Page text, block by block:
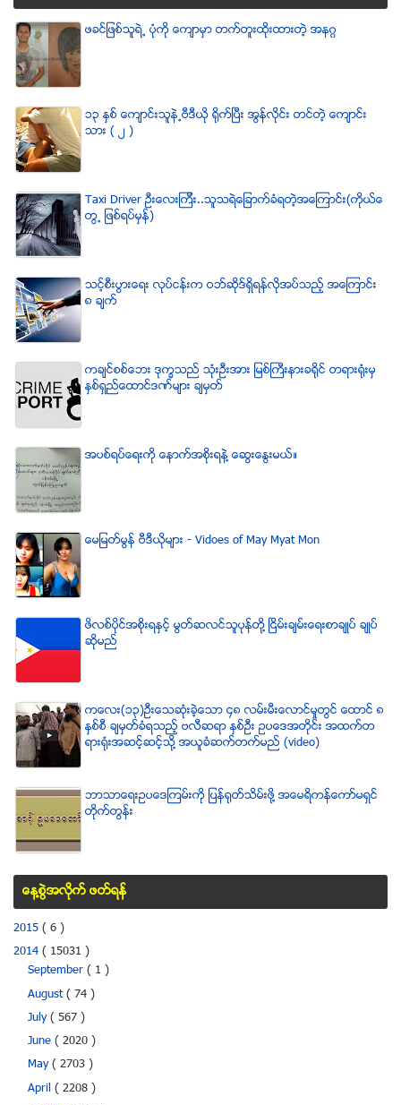
ဖခင္ျဖစ္သူရဲ႕ ပံုကို ေက်ာမွာ တက္တူးထိုးထားတဲ့ အနဂၢ
၁၃ ႏွစ္ ေက်ာင္းသူနဲ႕ဗီဒီယို ရိုက္ျပီး အြန္လိုင္း တင္တဲ့ ေက်ာင္း
သား ( ၂ )
Taxi Driver ဦးေလးၾကီး..သူသရဲေျခာက္ခံရတဲ့အေၾကာင္း(ကိုယ္ေ
တြ႕ ျဖစ္ရပ္မွန္)
သင့္စီးပြားေရး လုပ္ငန္းက ဝဘ္ဆိုဒ္ရွိရန္လိုအပ္သည့္ အေၾကာင္း
၈ ခ်က္
ကခ်င္စစ္ေဘး ဒုကၡသည္ သံုးဦးအား ျမစ္ႀကီးနားခရိုင္ တရားရံုးမွ
ႏွစ္ရွည္ေထာင္ဒဏ္မ်ား ခ်မွတ္
အပစ္ရပ္ေရးကို ေနာက္အစိုးရနဲ႔ ေဆြးေႏြးမယ္။
ေမျမတ္မြန္ ဗီဒီယုိမ်ား - Vidoes of May Myat Mon
ဖိလစ္ပိုင္အစိုးရႏွင့္ မြတ္ဆလင္သူပုန္တို႔ ၿငိမ္းခ်မ္းေရးစာခ်ဳပ္ ခ်ဳပ္
ဆိုမည္
ကေလး(၁၃)ဦးေသဆံုးခဲ့ေသာ ၄၈ လမ္းမီးေလာင္မႈတြင္ ေထာင္ ၈
ႏွစ္စီ ခ်မွတ္ခံရသည့္ ဗလီဆရာ ႏွစ္ဦး ဥပေဒအတိုင္း အထက္တ
ရားရံုးအဆင့္ဆင့္သို႔ အယူခံဆက္တက္မည္ (video)
ဘာသာေရးဥပေဒၾကမ္းကို ျပန္ရုတ္သိမ္းဖို႔ အေမရိကန္ေကာ္မရွင္
တိုက္တြန္း
ေန႔စြဲအလိုက္ ဖတ္ရန္
2015 ( 6 )
2014 ( 15031 )
September ( 1 )
August( 74 )
July( 567 )
June ( 2020 )
May( 2703 )
April ( 2208 )